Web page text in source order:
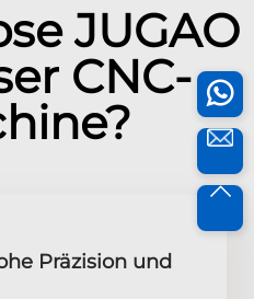
JUGAO
CNC-
Präzision und